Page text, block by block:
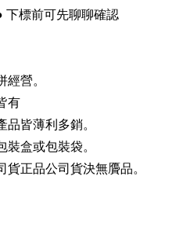
下標前可先聊聊確認
營。
有
皆薄利多銷。
盒或包裝袋。
正品公司貨決無贗品。